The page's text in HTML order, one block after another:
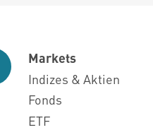
Markets
Indizes & Aktien
Fonds
ETF